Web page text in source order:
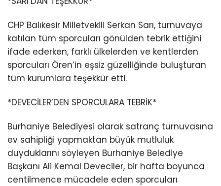
CHP Balıkesir Milletvekili Serkan Sarı, turnuvaya
katılan tüm sporcuları gönülden tebrik ettiğini
ifade ederken, farklı ülkelerden ve kentlerden
sporcuları Ören’in eşsiz güzelliğinde buluşturan
tüm kurumlara teşekkür etti.
*DEVECİLER’DEN SPORCULARA TEBRİK*
Burhaniye Belediyesi olarak satranç turnuvasına
ev sahipliği yapmaktan büyük mutluluk
duyduklarını söyleyen Burhaniye Belediye
Başkanı Ali Kemal Deveciler, bir hafta boyunca
centilmence mücadele eden sporcuları